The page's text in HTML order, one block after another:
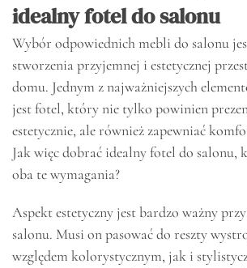
idealny fotel do salonu
Wybór odpowiednich mebli do salonu
stworzenia przyjemnej i estetycznej
domu. Jednym z najważniejszych
jest fotel, który nie tylko powinien
estetycznie, ale również zapewniać
Jak więc dobrać idealny fotel do salonu,
oba te wymagania?
Aspekt estetyczny jest bardzo ważny
salonu. Musi on pasować do reszty
względem kolorystycznym, jak i